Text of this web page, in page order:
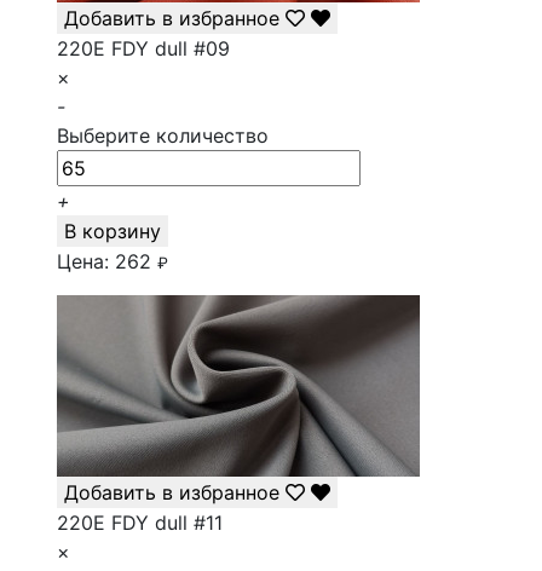
Добавить в избранное
220E FDY dull #09
×
-
Выберите количество
+
В корзину
Цена: 262 ₽
Добавить в избранное
220E FDY dull #11
×